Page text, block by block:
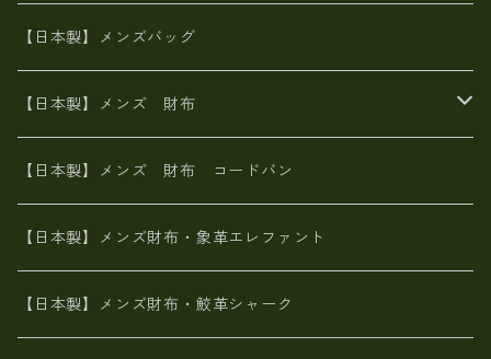
メタリック
革友禅染め
ポーテッド
革友禅染め
メタリック
ヌメ革
革友禅染め
財布ショルダー
ヌメ革
がま口財布
革友禅染め
山羊革
火山灰染め
名刺入れ・キーケース、他
財布・小物
【日本製】メンズバッグ
【日本製】メンズ 財布
象革エレファント【日本製】メンズ 財布
鮫革シャーク【日本製】メンズ 財布
ブライドルレザー【日本製】メンズ 財布
【日本製】メンズ 財布 コードバン
【日本製】メンズ財布・象革エレファント
【日本製】メンズ財布・鮫革シャーク